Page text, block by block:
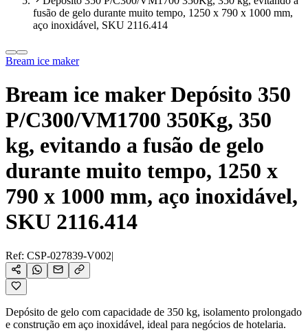
fusão de gelo durante muito tempo, 1250 x 790 x 1000 mm,
aço inoxidável, SKU 2116.414
Bream ice maker
Bream ice maker Depósito 350
P/C300/VM1700 350Kg, 350
kg, evitando a fusão de gelo
durante muito tempo, 1250 x
790 x 1000 mm, aço inoxidável,
SKU 2116.414
Ref: CSP-027839-V002|
Depósito de gelo com capacidade de 350 kg, isolamento prolongado
e construção em aço inoxidável, ideal para negócios de hotelaria.